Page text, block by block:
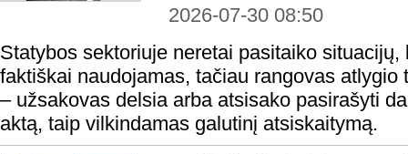
2026-07-30 08:50
Statybos sektoriuje neretai pasitaiko
faktiškai naudojamas, tačiau rangovas
– užsakovas delsia arba atsisako pasirašyti
aktą, taip vilkindamas galutinį atsiskaitymą.